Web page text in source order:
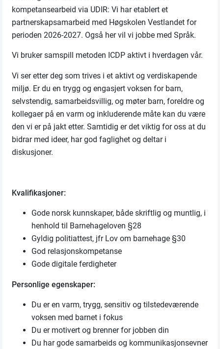
kompetansearbeid via UDIR: Vi har etablert et
partnerskapsamarbeid med Høgskolen Vestlandet for
perioden 2026-2027. Også her vil vi jobbe med Språk.
Vi bruker samspill metoden ICDP aktivt i hverdagen vår.
Vi ser etter deg som trives i et aktivt og verdiskapende
miljø. Er du en trygg og engasjert voksen for barn,
selvstendig, samarbeidsvillig, og møter barn, foreldre og
kollegaer på en varm og inkluderende måte kan du være
den vi er på jakt etter. Samtidig er det viktig for oss at du
bidrar med ideer, har god faglighet og deltar i
diskusjoner.
Kvalifikasjoner:
Gode norsk kunnskaper, både skriftlig og muntlig, i
henhold til Barnehageloven §28
Gyldig politiattest, jfr Lov om barnehage §30
God relasjonskompetanse
Gode digitale ferdigheter
Personlige egenskaper:
Du er en varm, trygg, sensitiv og tilstedeværende
voksen med barnet i fokus
Du er motivert og brenner for jobben din
Du har gode samarbeids og kommunikasjonsevner